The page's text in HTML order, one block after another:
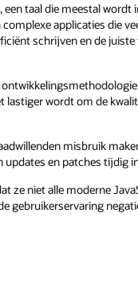
taal die meestal wordt
applicaties die
schrijven en de
lastiger wordt om de
misbruik
en patches tijdig
ze niet alle moderne
gebruikerservaring